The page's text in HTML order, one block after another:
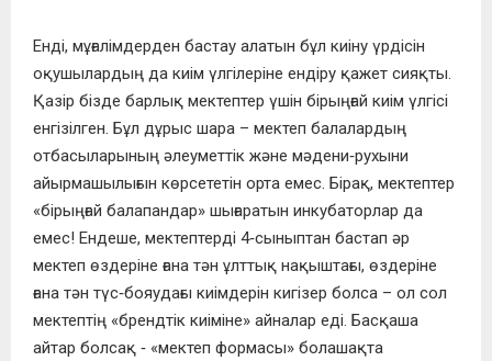
Енді, мұғалімдерден бастау алатын бұл киіну үрдісін
оқушылардың да киім үлгілеріне ендіру қажет сияқты.
Қазір бізде барлық мектептер үшін бірыңғай киім үлгісі
енгізілген. Бұл дұрыс шара – мектеп балалардың
отбасыларының әлеуметтік және мәдени‑рухыни
айырмашылығын көрсететін орта емес. Бірақ, мектептер
«бірыңғай балапандар» шығаратын инкубаторлар да
емес! Ендеше, мектептерді 4‑сыныптан бастап әр
мектеп өздеріне ғана тән ұлттық нақыштағы, өздеріне
ғана тән түс‑бояудағы киімдерін кигізер болса – ол сол
мектептің «брендтік киіміне» айналар еді. Басқаша
айтар болсақ ‑ «мектеп формасы» болашақта